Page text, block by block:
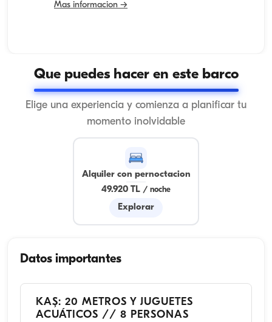
Mas informacion →
Que puedes hacer en este barco
Elige una experiencia y comienza a planificar tu
momento inolvidable
Alquiler con pernoctacion
49.920 TL / noche
Explorar
Datos importantes
KAŞ: 20 METROS Y JUGUETES
ACUÁTICOS // 8 PERSONAS